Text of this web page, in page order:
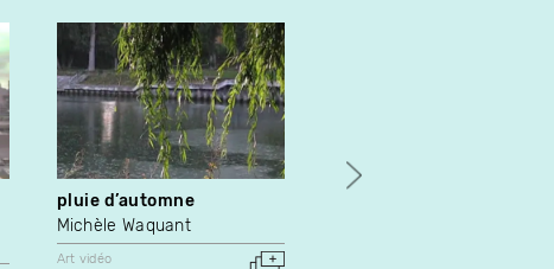
pluie d’automne
Michèle Waquant
Art vidéo